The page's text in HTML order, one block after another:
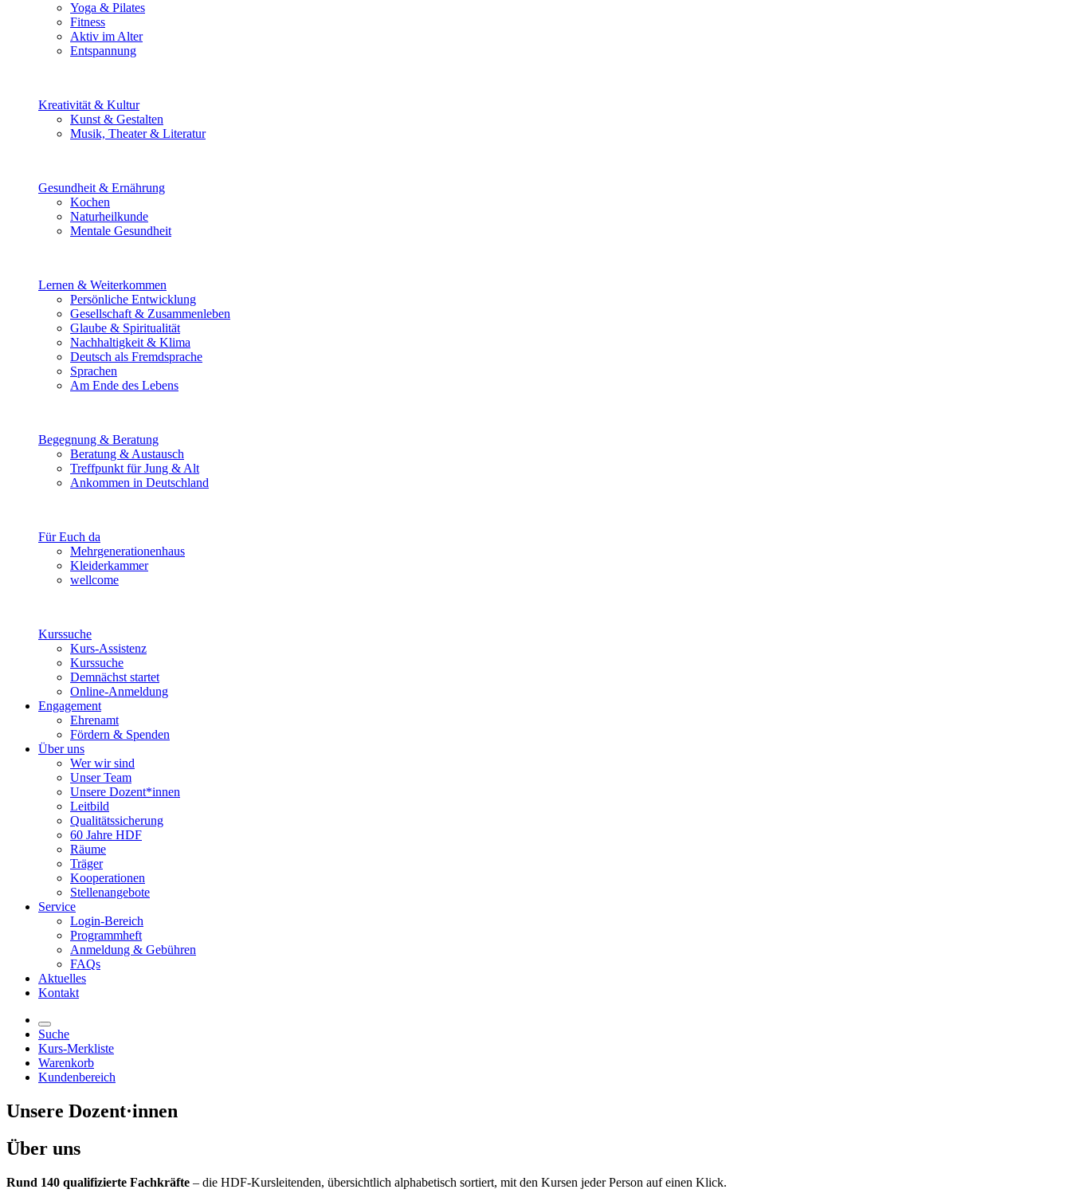
Yoga & Pilates
Fitness
Aktiv im Alter
Entspannung
Kreativität & Kultur
Kunst & Gestalten
Musik, Theater & Literatur
Gesundheit & Ernährung
Kochen
Naturheilkunde
Mentale Gesundheit
Lernen & Weiterkommen
Persönliche Entwicklung
Gesellschaft & Zusammenleben
Glaube & Spiritualität
Nachhaltigkeit & Klima
Deutsch als Fremdsprache
Sprachen
Am Ende des Lebens
Begegnung & Beratung
Beratung & Austausch
Treffpunkt für Jung & Alt
Ankommen in Deutschland
Für Euch da
Mehrgenerationenhaus
Kleiderkammer
wellcome
Kurssuche
Kurs-Assistenz
Kurssuche
Demnächst startet
Online-Anmeldung
Engagement
Ehrenamt
Fördern & Spenden
Über uns
Wer wir sind
Unser Team
Unsere Dozent*innen
Leitbild
Qualitätssicherung
60 Jahre HDF
Räume
Träger
Kooperationen
Stellenangebote
Service
Login-Bereich
Programmheft
Anmeldung & Gebühren
FAQs
Aktuelles
Kontakt
Suche
Kurs-Merkliste
Warenkorb
Kundenbereich
Unsere Dozent·innen
Über uns
Rund 140 qualifizierte Fachkräfte – die HDF-Kursleitenden, übersichtlich alphabetisch sortiert, mit den Kursen jeder Person auf einen Klick.